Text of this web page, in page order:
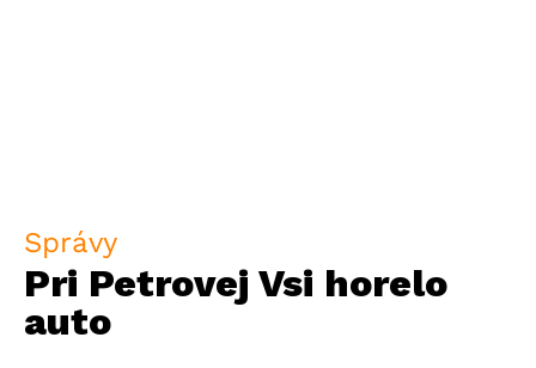
Správy
Pri Petrovej Vsi horelo
auto